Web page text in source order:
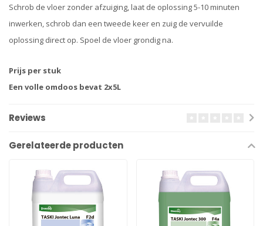
Schrob de vloer zonder afzuiging, laat de oplossing 5-10 minuten
inwerken, schrob dan een tweede keer en zuig de vervuilde
oplossing direct op. Spoel de vloer grondig na.
Prijs per stuk
Een volle omdoos bevat 2x5L
Reviews
Gerelateerde producten